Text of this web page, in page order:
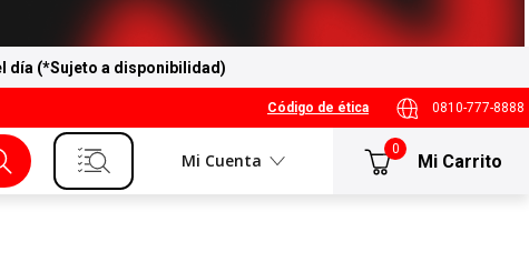
día (*Sujeto a disponibilidad)
Código de ética 0810-777-8888
Mi Cuenta
0